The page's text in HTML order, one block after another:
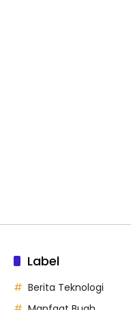
Label
Berita Teknologi